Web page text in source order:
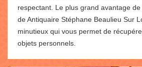
respectant. Le plus grand avantage
de Antiquaire Stéphane Beaulieu Sur
minutieux qui vous permet de
objets personnels.